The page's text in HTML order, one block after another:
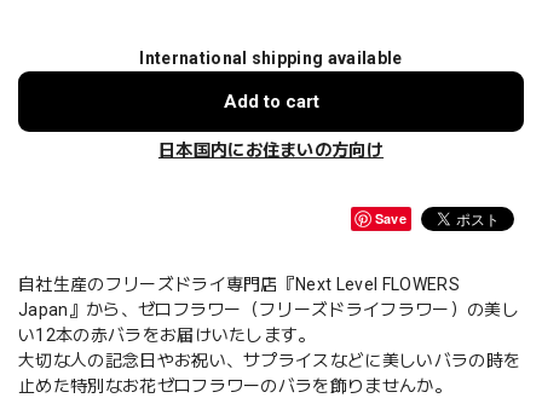
International shipping available
Add to cart
日本国内にお住まいの方向け
Save
自社生産のフリーズドライ専門店『Next Level FLOWERS
Japan』から、ゼロフラワー（フリーズドライフラワー）の美し
い12本の赤バラをお届けいたします。
大切な人の記念日やお祝い、サプライスなどに美しいバラの時を
止めた特別なお花ゼロフラワーのバラを飾りませんか。